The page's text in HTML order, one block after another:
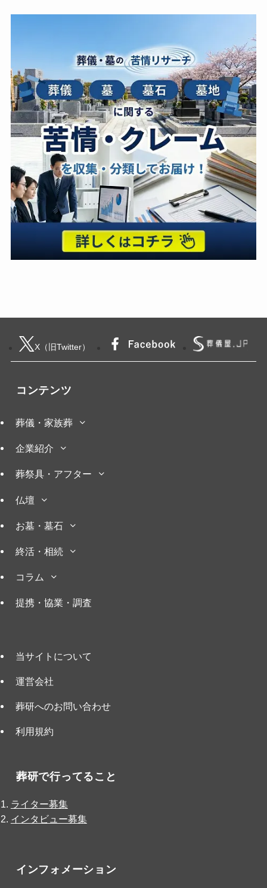
X（旧Twitter）
コンテンツ
葬儀・家族葬
企業紹介
葬祭具・アフター
仏壇
お墓・墓石
終活・相続
コラム
提携・協業・調査
当サイトについて
運営会社
葬研へのお問い合わせ
利用規約
葬研で行ってること
ライター募集
インタビュー募集
インフォメーション